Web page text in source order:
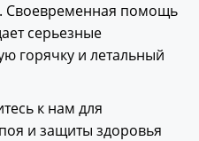
Своевременная помощь
серьезные
горячку и летальный
к нам для
и защиты здоровья